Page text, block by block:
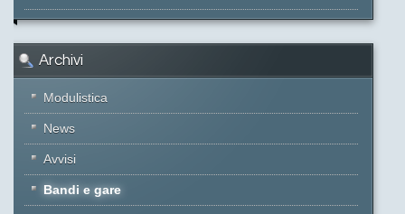
Archivi
Modulistica
News
Avvisi
Bandi e gare